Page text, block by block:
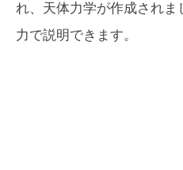
れ、天体力学が作成され
力で説明できます。